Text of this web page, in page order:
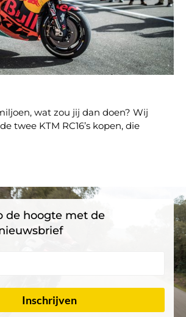
wat zou jij dan doen? Wij
twee KTM RC16’s kopen, die
de hoogte met de
Inschrijven